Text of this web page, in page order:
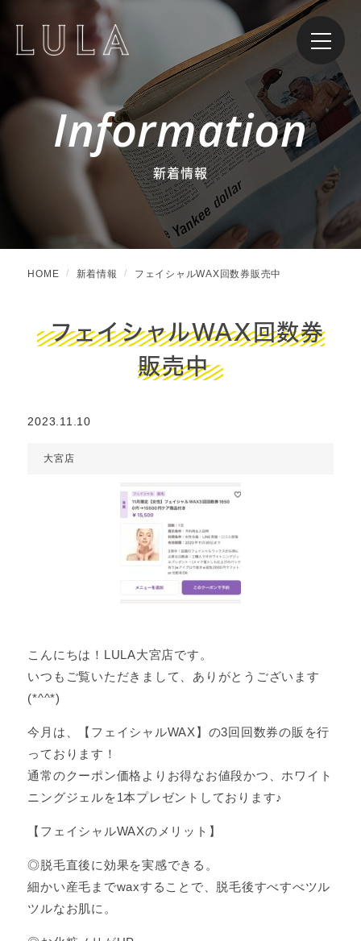
Information
新着情報
HOME 新着情報 フェイシャルWAX回数券販売中
フェイシャルWAX回数券
販売中
2023.11.10
大宮店
こんにちは！LULA大宮店です。
いつもご覧いただきまして、ありがとうございます
(*^^*)
今月は、【フェイシャルWAX】の3回回数券の販を行
っております！
通常のクーポン価格よりお得なお値段かつ、ホワイト
ニングジェルを1本プレゼントしております♪
【フェイシャルWAXのメリット】
◎脱毛直後に効果を実感できる。
細かい産毛までwaxすることで、脱毛後すべすべツル
ツルなお肌に。